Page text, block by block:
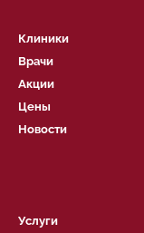
Клиники
Врачи
Акции
Цены
Новости
Услуги